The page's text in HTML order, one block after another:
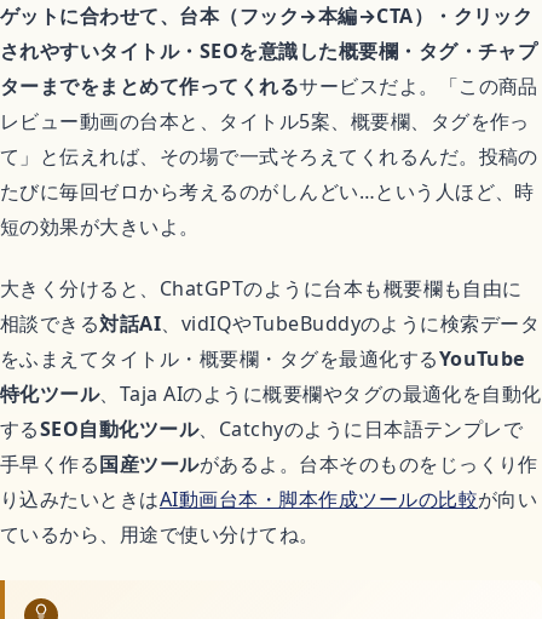
アニメ映画
異世界転生アニメ
恋愛アニメ
ゲーム
Switchおすすめソフト
暮らし
ゲットに合わせて、台本（フック→本編→CTA）・クリック
されやすいタイトル・SEOを意識した概要欄・タグ・チャプ
ターまでをまとめて作ってくれるサービスだよ。「この商品
レビュー動画の台本と、タイトル5案、概要欄、タグを作っ
て」と伝えれば、その場で一式そろえてくれるんだ。投稿の
たびに毎回ゼロから考えるのがしんどい…という人ほど、時
短の効果が大きいよ。
大きく分けると、ChatGPTのように台本も概要欄も自由に
相談できる対話AI、vidIQやTubeBuddyのように検索データ
をふまえてタイトル・概要欄・タグを最適化するYouTube
特化ツール、Taja AIのように概要欄やタグの最適化を自動化
するSEO自動化ツール、Catchyのように日本語テンプレで
手早く作る国産ツールがあるよ。台本そのものをじっくり作
り込みたいときはAI動画台本・脚本作成ツールの比較が向い
ているから、用途で使い分けてね。